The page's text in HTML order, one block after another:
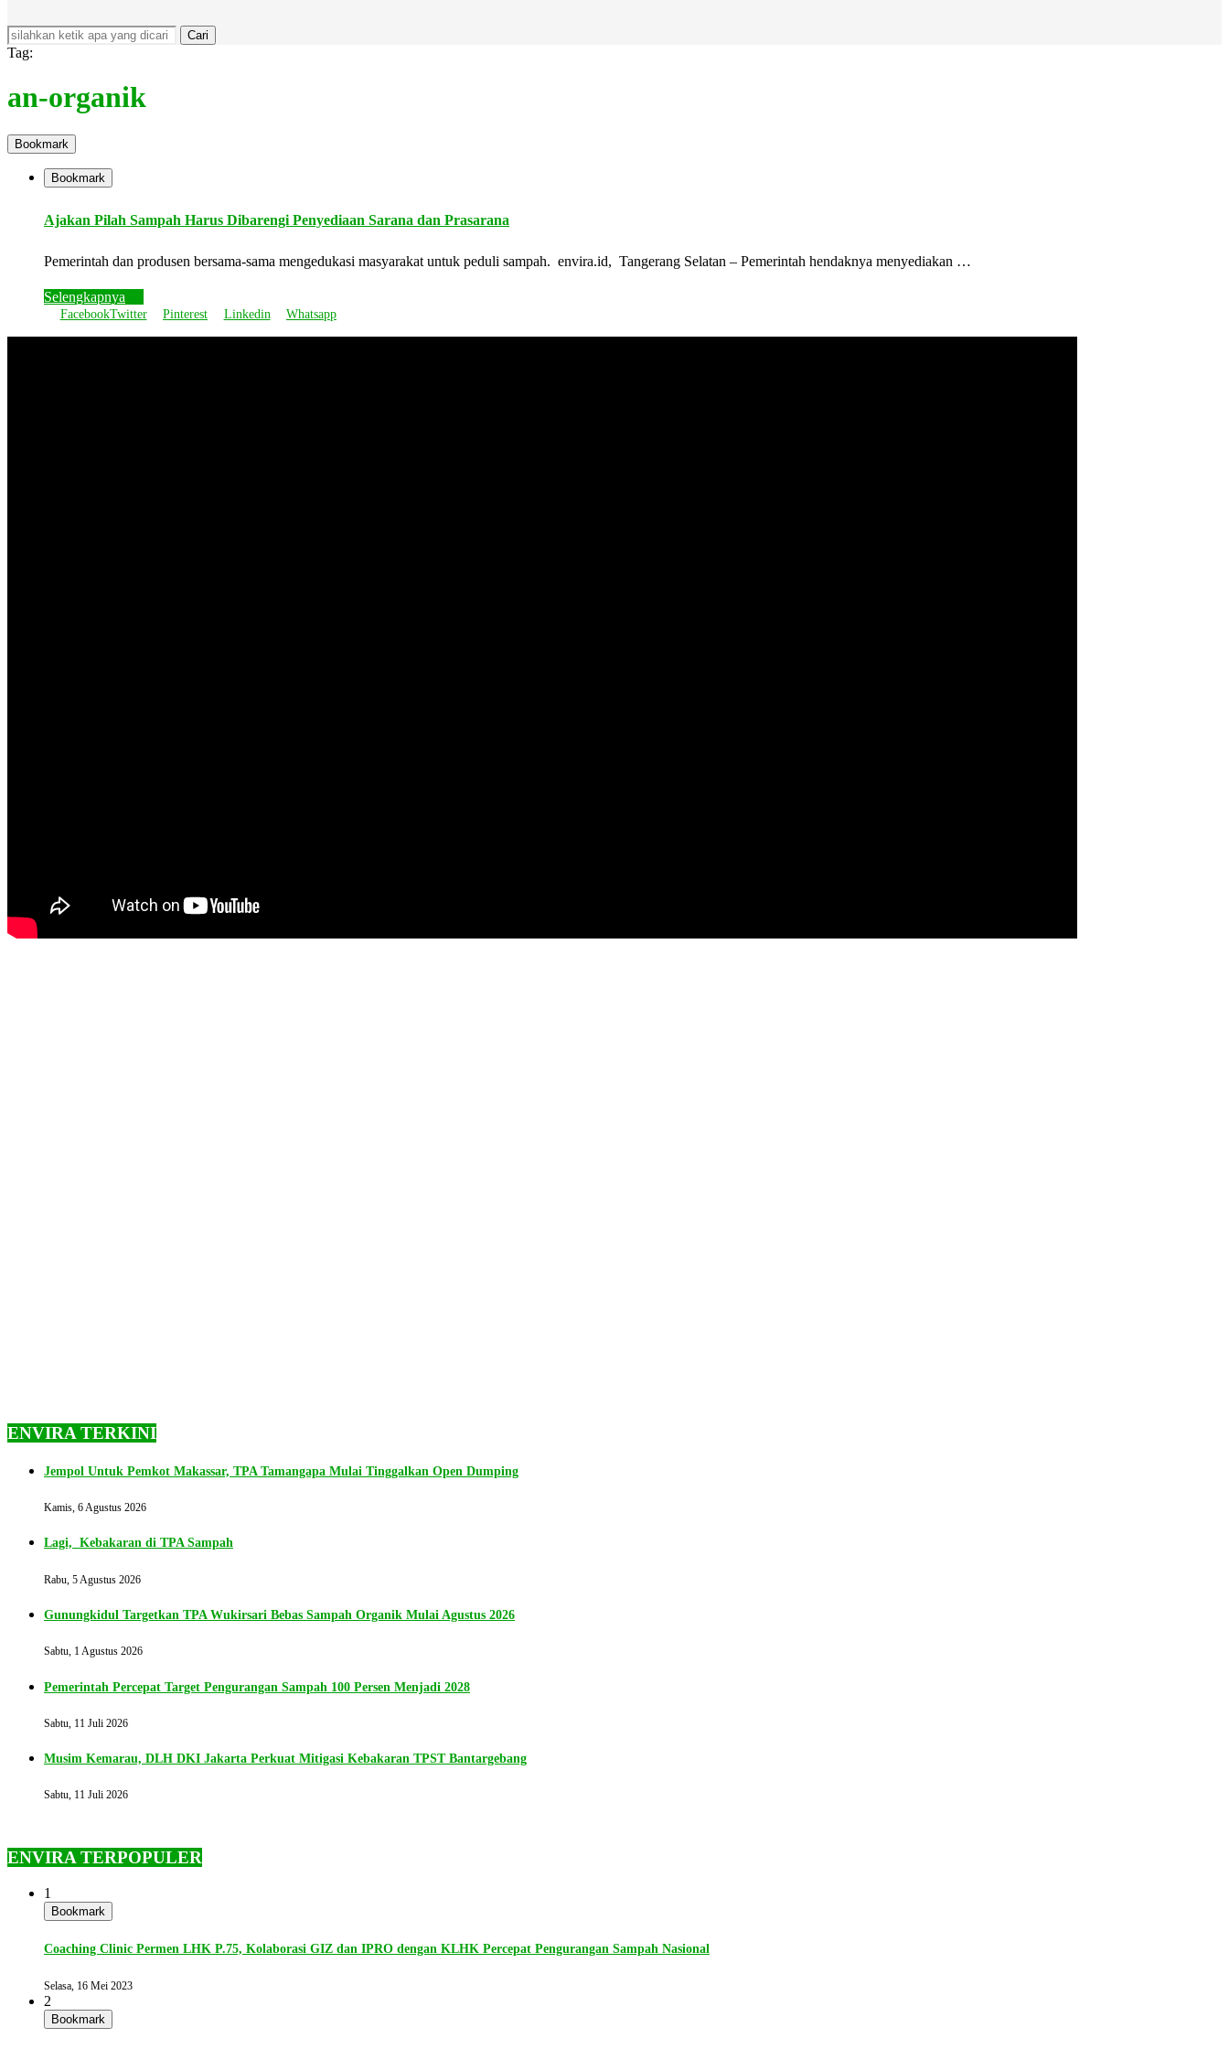
Cari
Tag:
an-organik
Bookmark
Bookmark
Ajakan Pilah Sampah Harus Dibarengi Penyediaan Sarana dan Prasarana
Pemerintah dan produsen bersama-sama mengedukasi masyarakat untuk peduli sampah. envira.id, Tangerang Selatan – Pemerintah hendaknya menyediakan …
Selengkapnya
FacebookTwitter Pinterest Linkedin Whatsapp
ENVIRA TERKINI
Jempol Untuk Pemkot Makassar, TPA Tamangapa Mulai Tinggalkan Open Dumping
Kamis, 6 Agustus 2026
Lagi, Kebakaran di TPA Sampah
Rabu, 5 Agustus 2026
Gunungkidul Targetkan TPA Wukirsari Bebas Sampah Organik Mulai Agustus 2026
Sabtu, 1 Agustus 2026
Pemerintah Percepat Target Pengurangan Sampah 100 Persen Menjadi 2028
Sabtu, 11 Juli 2026
Musim Kemarau, DLH DKI Jakarta Perkuat Mitigasi Kebakaran TPST Bantargebang
Sabtu, 11 Juli 2026
ENVIRA TERPOPULER
1
Bookmark
Coaching Clinic Permen LHK P.75, Kolaborasi GIZ dan IPRO dengan KLHK Percepat Pengurangan Sampah Nasional
Selasa, 16 Mei 2023
2
Bookmark